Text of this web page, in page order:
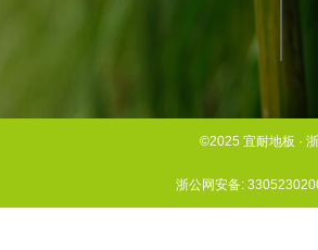
©2025 宜耐地板 ·
浙公网安备: